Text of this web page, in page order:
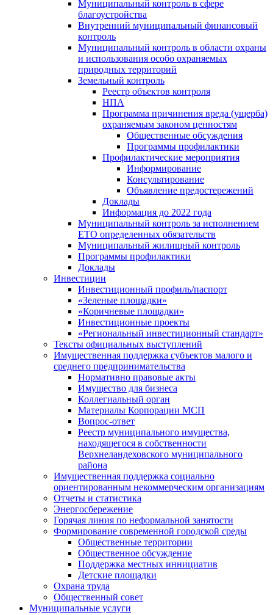
Муниципальный контроль в сфере
благоустройства
Внутренний муниципальный финансовый
контроль
Муниципальный контроль в области охраны
и использования особо охраняемых
природных территорий
Земельный контроль
Реестр объектов контроля
НПА
Программа причинения вреда (ущерба)
охраняемым законом ценностям
Общественные обсуждения
Программы профилактики
Профилактические мероприятия
Информирование
Консультирование
Объявление предостережений
Доклады
Информация до 2022 года
Муниципальный контроль за исполнением
ЕТО определенных обязательств
Муниципальный жилищный контроль
Программы профилактики
Доклады
Инвестиции
Инвестиционный профиль/паспорт
«Зеленые площадки»
«Коричневые площадки»
Инвестиционные проекты
«Региональный инвестиционный стандарт»
Тексты официальных выступлений
Имущественная поддержка субъектов малого и
среднего предпринимательства
Нормативно правовые акты
Имущество для бизнеса
Коллегиальный орган
Материалы Корпорации МСП
Вопрос-ответ
Реестр муниципального имущества,
находящегося в собственности
Верхнеландеховского муниципального
района
Имущественная поддержка социально
ориентированным некоммерческим организациям
Отчеты и статистика
Энергосбережение
Горячая линия по неформальной занятости
Формирование современной городской среды
Общественные территории
Общественное обсуждение
Поддержка местных иннициатив
Детские площадки
Охрана труда
Общественный совет
Муниципальные услуги